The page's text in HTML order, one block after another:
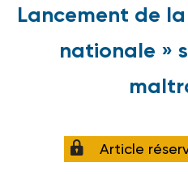
Lancement de
nationale »
Article